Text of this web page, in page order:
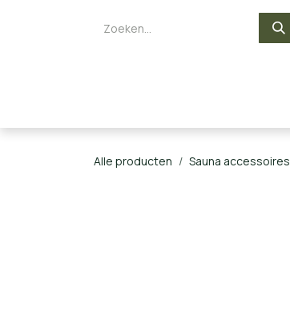
Alle producten Sauna accessoires